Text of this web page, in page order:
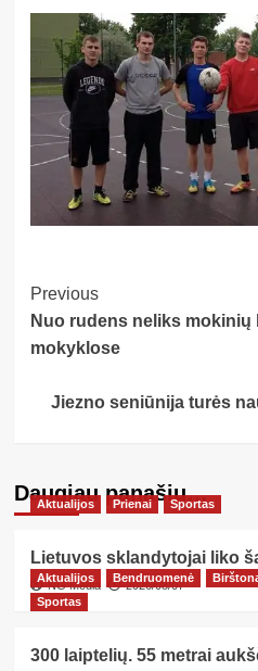
Post
Navigation
Previous
Nuo rudens neliks
mokyklose
Jiezno seniūnija turės
Daugiau panašių…
Aktualijos Prienai Sportas
Lietuvos sklandytojai liko
NG Media 2026/08/07
Aktualijos Bendruomenė
Sportas
300 laiptelių. 55 metrai